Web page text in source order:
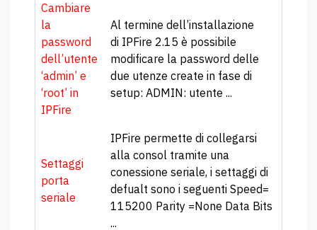
Cambiare
la
password
dell’utente
‘admin’ e
‘root’ in
IPFire
Al termine dell’installazione
di IPFire 2.15 è possibile
modificare la password delle
due utenze create in fase di
setup: ADMIN: utente ...
Settaggi
porta
seriale
IPFire permette di collegarsi
alla consol tramite una
conessione seriale, i settaggi di
defualt sono i seguenti Speed=
115200 Parity =None Data Bits
...